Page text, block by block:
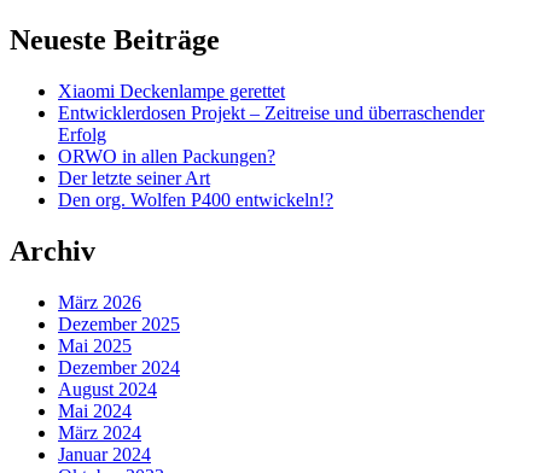
Neueste Beiträge
Xiaomi Deckenlampe gerettet
Entwicklerdosen Projekt – Zeitreise und überraschender
Erfolg
ORWO in allen Packungen?
Der letzte seiner Art
Den org. Wolfen P400 entwickeln!?
Archiv
März 2026
Dezember 2025
Mai 2025
Dezember 2024
August 2024
Mai 2024
März 2024
Januar 2024